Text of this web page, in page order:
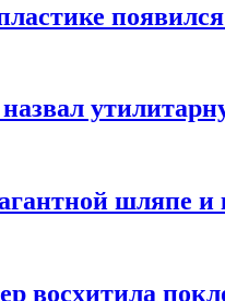
появился
шляпе
восхитила